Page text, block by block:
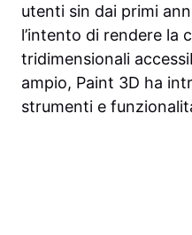
utenti sin dai primi
l’intento di rendere la
tridimensionali
ampio, Paint 3D ha
strumenti e